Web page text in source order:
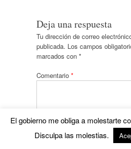
Deja una respuesta
Tu dirección de correo
publicada. Los campos
marcados con *
Comentario *
El gobierno me obliga a molestarte
Disculpa las molestias.